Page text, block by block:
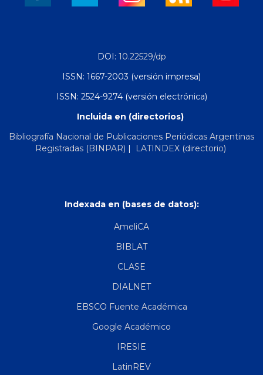
DOI: 10.22529/dp
ISSN: 1667-2003 (versión impresa)
ISSN: 2524-9274 (versión electrónica)
Incluida en (directorios)
Bibliografía Nacional de Publicaciones Periódicas Argentinas
Registradas (BINPAR) | LATINDEX (directorio)
Indexada en (bases de datos):
AmeliCA
BIBLAT
CLASE
DIALNET
EBSCO Fuente Académica
Google Académico
IRESIE
LatinREV